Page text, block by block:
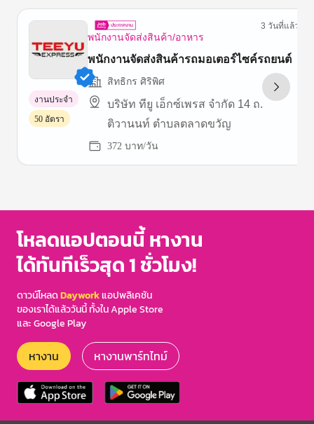
พนักงานจัดส่งสินค้า/อาหาร
3 วันที่แล้ว
พนักงานจัดส่งสินค้ารถมอเตอร์ไซค์รถยนต์
สิทธิกร ศิริพิศ
บริษัท ทียู เอ็กซ์เพรส จำกัด 14 ถ.
ติวานนท์ ตำบลตลาดขวัญ
372 บาท/วัน
งานประจำ
50 อัตรา
of
โหลดแอปตอนนี้ หางาน
ได้ทันทีเร็วสุด 1 ชั่วโมง!
ดาวน์โหลดDayworkแอปพลิเคชัน
ของเราได้แล้ววันนี้ ทั้งใน Apple Store
และ Google Play
หางาน หางานพาร์ทไทม์